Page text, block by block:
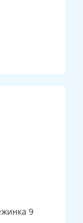
9